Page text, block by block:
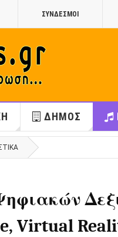
ΣΥΝΔΕΣΜΟΙ
ΔΗΜΟΣ
Virtual